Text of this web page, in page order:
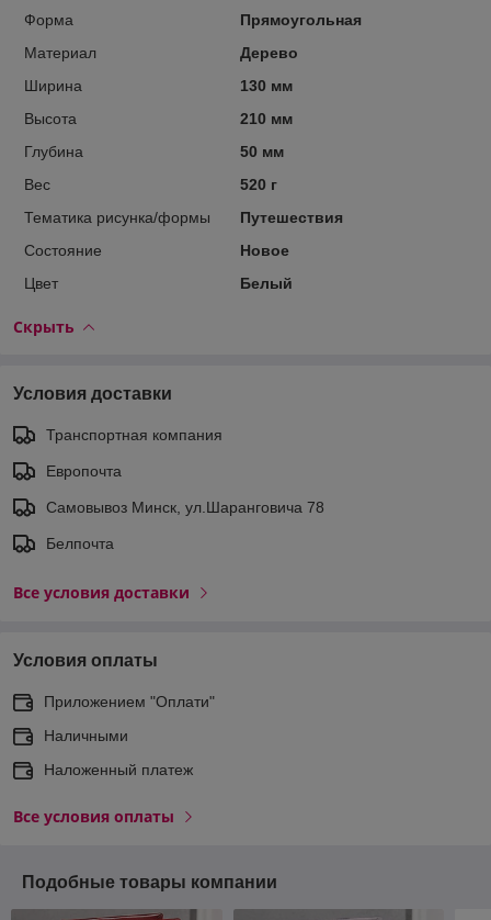
Форма
Прямоугольная
Материал
Дерево
Ширина
130 мм
Высота
210 мм
Глубина
50 мм
Вес
520 г
Тематика рисунка/формы
Путешествия
Состояние
Новое
Цвет
Белый
Скрыть
Условия доставки
Транспортная компания
Европочта
Самовывоз Минск, ул.Шаранговича 78
Белпочта
Все условия доставки
Условия оплаты
Приложением "Оплати"
Наличными
Наложенный платеж
Все условия оплаты
Подобные товары компании